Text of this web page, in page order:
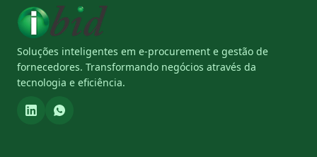
Soluções inteligentes em e-procurement e gestão de
fornecedores. Transformando negócios através da
tecnologia e eficiência.